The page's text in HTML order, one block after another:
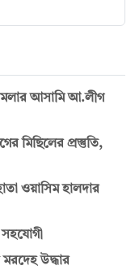
আসামি আ.লীগ
মিছিলের প্রস্তুতি,
ওয়াসিম হালদার
সহযোগী
উদ্ধার